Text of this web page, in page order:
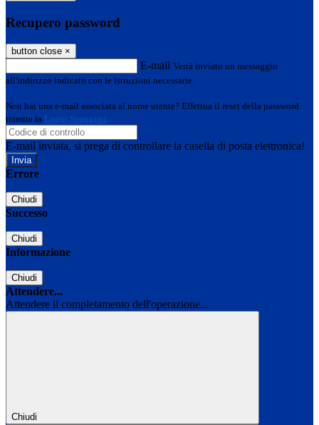
Recupero password
button close ×
E-mail Verrà inviato un messaggio
all'indirizzo indicato con le istruzioni necessarie.
Non hai una e-mail associata al nome utente? Effettua il reset della password
tramite la Login Spaggiari
E-mail inviata, si prega di controllare la casella di posta elettronica!
Errore
Chiudi
Successo
Chiudi
Informazione
Chiudi
Attendere...
Attendere il completamento dell'operazione...
Chiudi